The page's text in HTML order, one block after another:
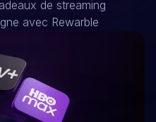
de streaming
avec Rewarble